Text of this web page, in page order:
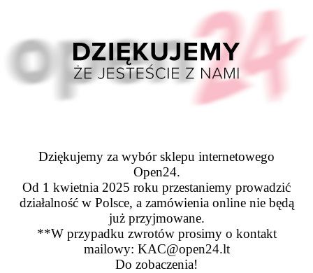
Dziękujemy za wybór sklepu internetowego
Open24.
Od 1 kwietnia 2025 roku przestaniemy prowadzić
działalność w Polsce, a zamówienia online nie będą
już przyjmowane.
**W przypadku zwrotów prosimy o kontakt
mailowy: KAC@open24.lt
Do zobaczenia!